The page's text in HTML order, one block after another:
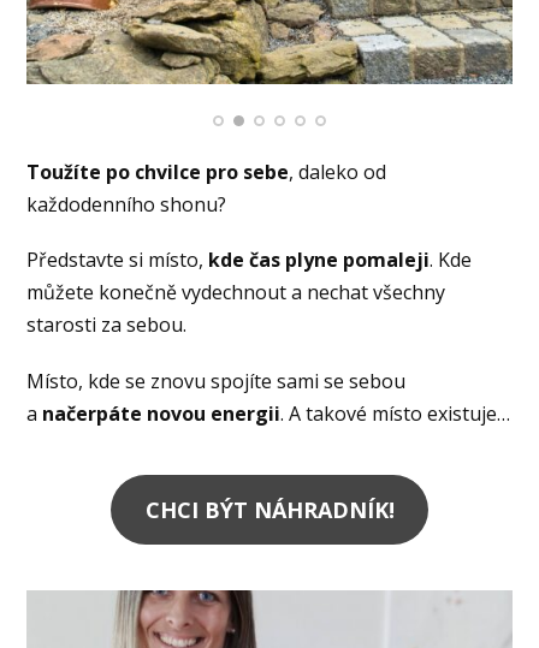
Toužíte po chvilce pro sebe, daleko od
každodenního shonu?
Představte si místo, kde čas plyne pomaleji. Kde
můžete konečně vydechnout a nechat všechny
starosti za sebou.
Místo, kde se znovu spojíte sami se sebou
a načerpáte novou energii. A takové místo existuje…
CHCI BÝT NÁHRADNÍK!